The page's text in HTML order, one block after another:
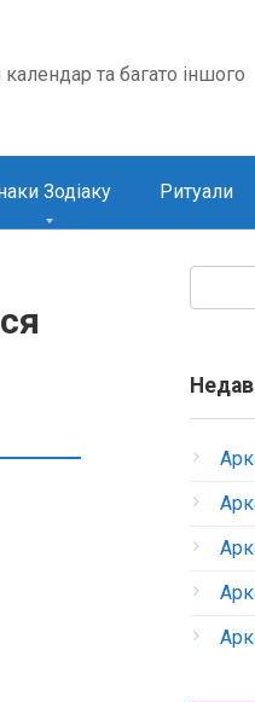
та багато іншого
Зодіаку Ритуали